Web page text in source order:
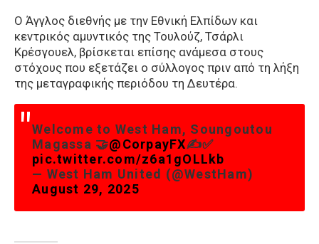
Ο Άγγλος διεθνής με την Εθνική Ελπίδων και
κεντρικός αμυντικός της Τουλούζ, Τσάρλι
Κρέσγουελ, βρίσκεται επίσης ανάμεσα στους
στόχους που εξετάζει ο σύλλογος πριν από τη λήξη
της μεταγραφικής περιόδου τη Δευτέρα.
Welcome to West Ham, Soungoutou
Magassa 🤝@CorpayFX✍️✅
pic.twitter.com/z6a1gOLLkb
— West Ham United (@WestHam)
August 29, 2025